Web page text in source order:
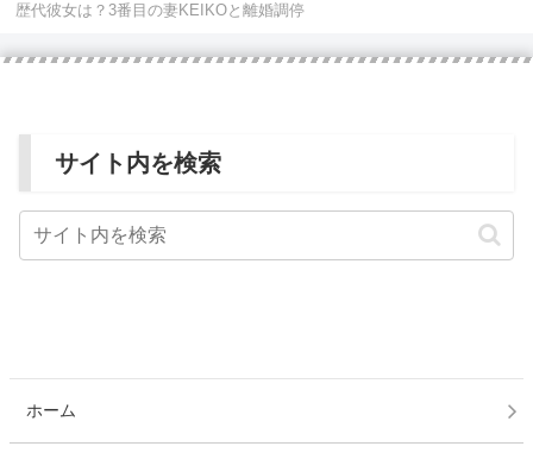
歴代彼女は？3番目の妻KEIKOと離婚調停
サイト内を検索
ホーム